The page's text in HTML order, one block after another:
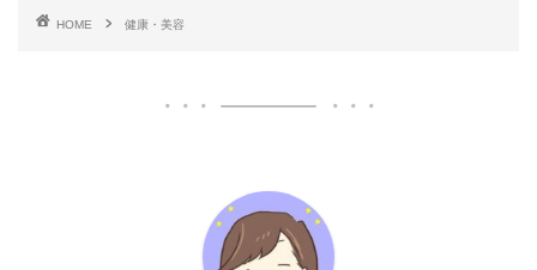
HOME 健康・美容